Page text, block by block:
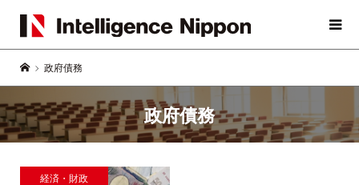
政府債務
政府債務
経済・財政